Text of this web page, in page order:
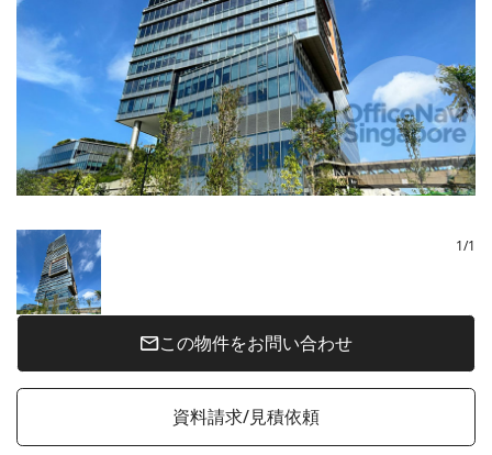
1/1
この物件をお問い合わせ
資料請求/見積依頼